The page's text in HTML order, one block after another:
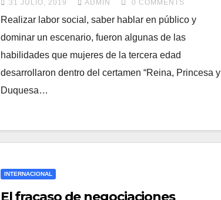
31 JULIO, 2019 ADMIN 0 COMMENTS
Realizar labor social, saber hablar en público y
dominar un escenario, fueron algunas de las
habilidades que mujeres de la tercera edad
desarrollaron dentro del certamen “Reina, Princesa y
Duquesa…
INTERNACIONAL
El fracaso de negociaciones